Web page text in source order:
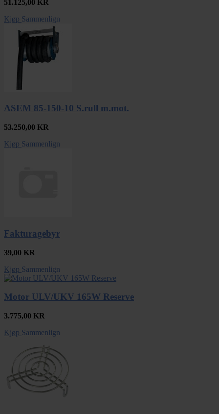
51.125,00 KR
Kjøp Sammenlign
ASEM 85-150-10 S.rull m.mot.
53.250,00 KR
Kjøp Sammenlign
Fakturagebyr
39,00 KR
Kjøp Sammenlign
Motor ULV/UKV 165W Reserve
3.775,00 KR
Kjøp Sammenlign